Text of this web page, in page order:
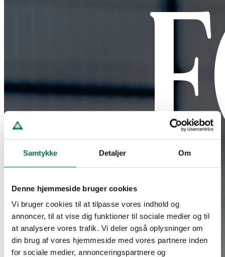
Samtykke Detaljer Om
Denne hjemmeside bruger cookies
Vi bruger cookies til at tilpasse vores indhold og
annoncer, til at vise dig funktioner til sociale medier og til
at analysere vores trafik. Vi deler også oplysninger om
din brug af vores hjemmeside med vores partnere inden
for sociale medier, annonceringspartnere og